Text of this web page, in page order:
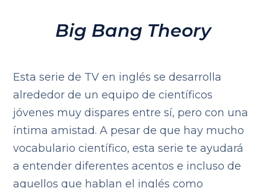
Big Bang Theory
Esta serie de TV en inglés se desarrolla
alrededor de un equipo de científicos
jóvenes muy dispares entre sí, pero con una
íntima amistad. A pesar de que hay mucho
vocabulario científico, esta serie te ayudará
a entender diferentes acentos e incluso de
aquellos que hablan el inglés como